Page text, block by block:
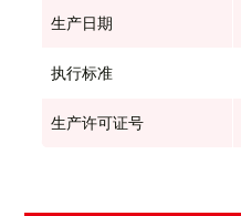
生产日期
执行标准
生产许可证号